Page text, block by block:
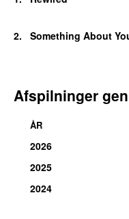
2.
Something About
Afspilninger
ÅR
2026
2025
2024